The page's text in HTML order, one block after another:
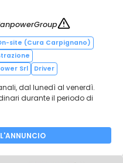
site (Cura Carpignano)
Srl Driver
dal lunedì al venerdì.
durante il periodo di